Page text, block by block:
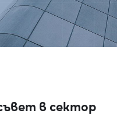
в сектор